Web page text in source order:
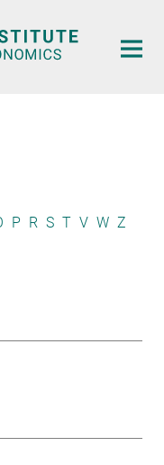
P R S T V W Z